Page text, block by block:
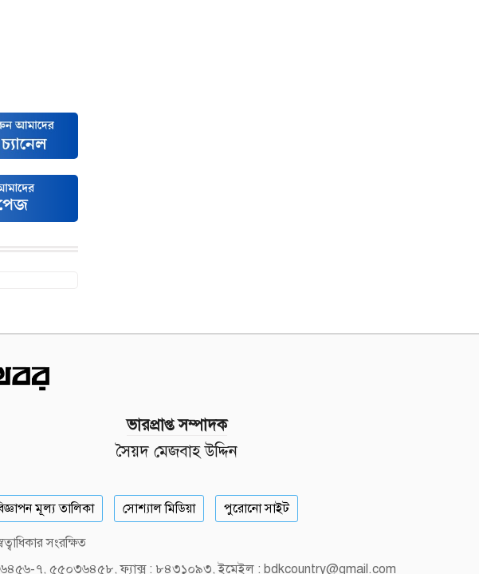
ভারপ্রাপ্ত সম্পাদক
সৈয়দ মেজবাহ উদ্দিন
মূল্য তালিকা সোশ্যাল মিডিয়া পুরোনো সাইট
সংরক্ষিত
৭, ৫৫০৩৬৪৫৮, ফ্যাক্স : ৮৪৩১০৯৩, ইমেইল : bdkcountry@gmail.com